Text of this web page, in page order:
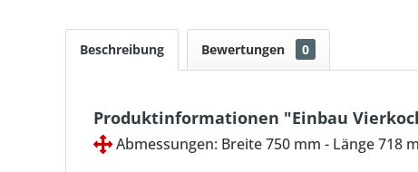
Beschreibung Bewertungen 0
Produktinformationen "Einbau
Abmessungen: Breite 750 mm - Länge 718